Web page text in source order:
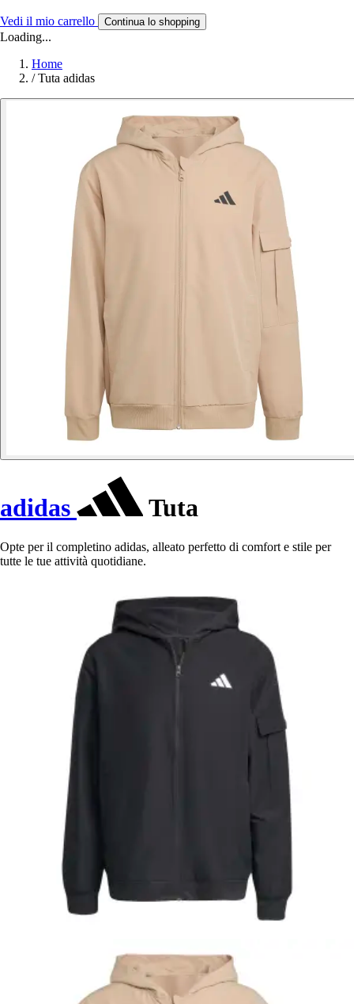
Vedi il mio carrello Continua lo shopping
Loading...
Home
/ Tuta adidas
adidas Tuta
Opte per il completino adidas, alleato perfetto di comfort e stile per
tutte le tue attività quotidiane.